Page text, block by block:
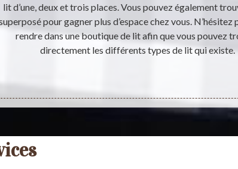
lit d’une, deux et trois places. Vous pouvez également
pour gagner plus d’espace chez vous. N’hésitez
rendre dans une boutique de lit afin que vous pouvez
directement les différents types de lit qui existe.